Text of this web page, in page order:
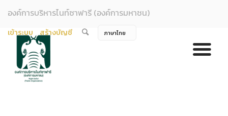
องค์การบริหารไนท์ซาฟารี (องค์การมหาชน)
เข้าระบบ สร้างบัญชี